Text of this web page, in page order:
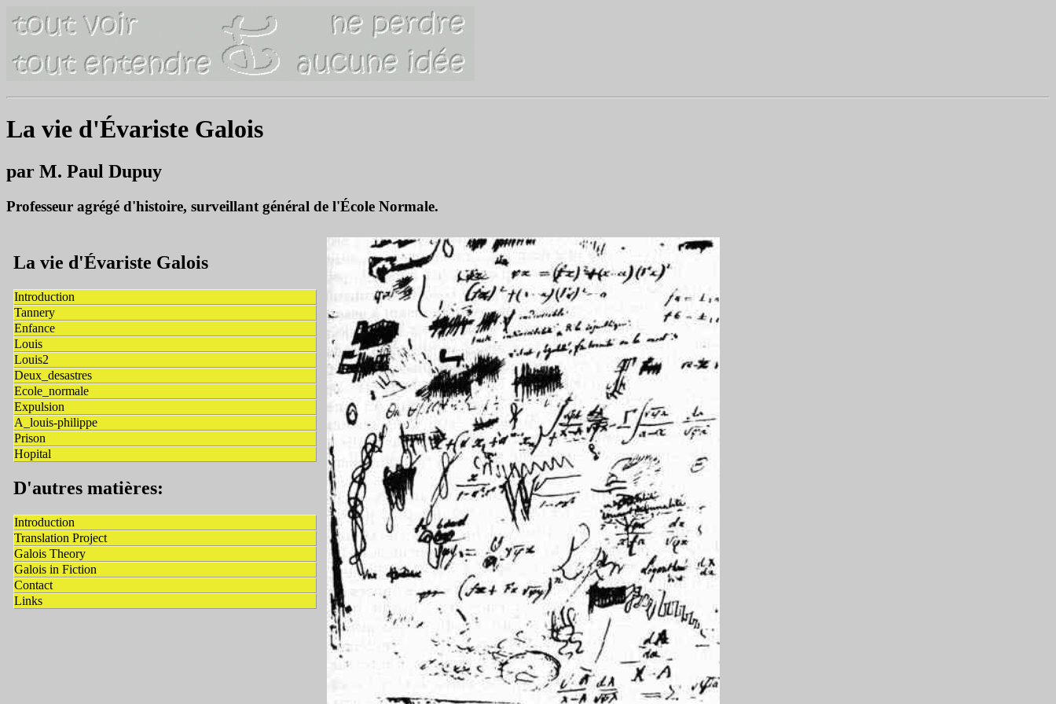
La vie d'Évariste Galois
par M. Paul Dupuy
Professeur agrégé d'histoire, surveillant général de l'École Normale.
La vie d'Évariste Galois
Introduction
Tannery
Enfance
Louis
Louis2
Deux_desastres
Ecole_normale
Expulsion
A_louis-philippe
Prison
Hopital
D'autres matières:
Introduction
Translation Project
Galois Theory
Galois in Fiction
Contact
Links